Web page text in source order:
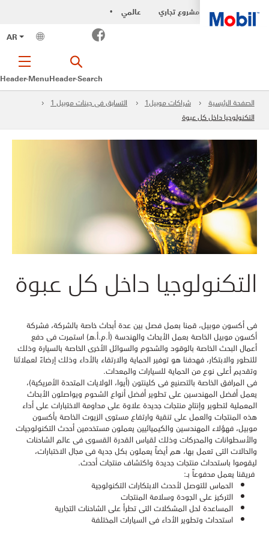
مشروع تجاري •
عالمي
AR
Facebook
Header-MenuHeader-Search
الصفحة الرئيسية
شراكات موبيل1
التسابق فى جينات موبيل 1
التكنولوجيا داخل كل عبوة
التكنولوجيا داخل كل عبوة
فى أكسون موبيل، قمنا بعمل فصل بين عدة أبحاث خاصة بالشركة، فشركة
أكسون موبيل الخاصة بعمل الأبحاث والهندسة (أ.م.أ.ه) استمرت فى دفع
أعمال البحث الخاصة بالوقود والشحوم والسوائل الأخرى الخاصة بالسيارة وذلك
للتطور والابتكار، فهدفنا هو توفير الحماية والارتقاء بالأداء وذلك إرضاءً لعملائنا
وتقديم أعلى نوع من الحماية للسيارات والمعدات.
فى المرافق الخاصة بالتصنيع فى كلينتون (أيوا، الولايات المتحدة الأمريكية)،
يعمل أفضل المهندسين على تطوير أفضل أنواع الشحوم ويواصلون الأبحاث
المعملية لتطوير وإنتاج منتجات جديدة علاوة على مداومة الاختبارات على أداء
هذه المنتجات والعمل على تنقية وارتفاع مستوى الزيوت الخاصة بأكسون
موبيل، فهؤلاء المهندسين والكيميائيين يعملون مستخدمين أحدث التكنولوجيات
والأسطوانات والمحركات وذلك لقياس القدرة القسوى فى عالم الشاحنات
والحالات التى تعمل بها، هم أيضاً يعملون بكل جدية فى مجال الاختبارات،
ليقوموا باستحداث منتجات جديدة واكتشاف منتجات أحدث.
فريقنا يعمل مدفوعاً بـ:
الحماس للتوصل لأحدث الابتكارات التكنولوجية
التركيز على الجودة وسلامة المنتجات
المساعدة لحل المشكلات التى تطرأ على الشاحنات التجارية
استحداث وتطوير الأداء فى السيارات المختلفة